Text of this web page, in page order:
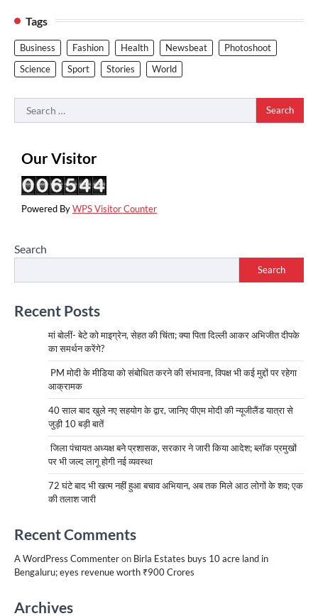
Tags
Business Fashion Health Newsbeat
Photoshoot
Science
Sport Stories World
Search
for:
Our Visitor
Powered ByWPS Visitor Counter
Search
Search
Recent Posts
मां बोलीं- बेटे को माइग्रेन, सेहत की चिंता; क्या पिता दिल्ली आकर अभिजीत दीपके
का समर्थन करेंगे?
PM मोदी के मीडिया को संबोधित करने की संभावना, विपक्ष भी कई मुद्दों पर रहेगा
आक्रामक
40 साल बाद खुले नए सहयोग के द्वार, जानिए पीएम मोदी की न्यूजीलैंड यात्रा से
जुड़ी 10 बड़ी बातें
जिला पंचायत अध्यक्ष बने प्रशासक, सरकार ने जारी किया आदेश; ब्लॉक प्रमुखों
पर भी जल्द लागू होगी नई व्यवस्था
72 घंटे बाद भी खत्म नहीं हुआ बचाव अभियान, अब तक मिले आठ लोगों के शव; एक
की तलाश जारी
Recent Comments
A WordPress Commenteron Birla Estates buys 10 acre land in
Bengaluru; eyes revenue worth ₹900 Crores
Archives